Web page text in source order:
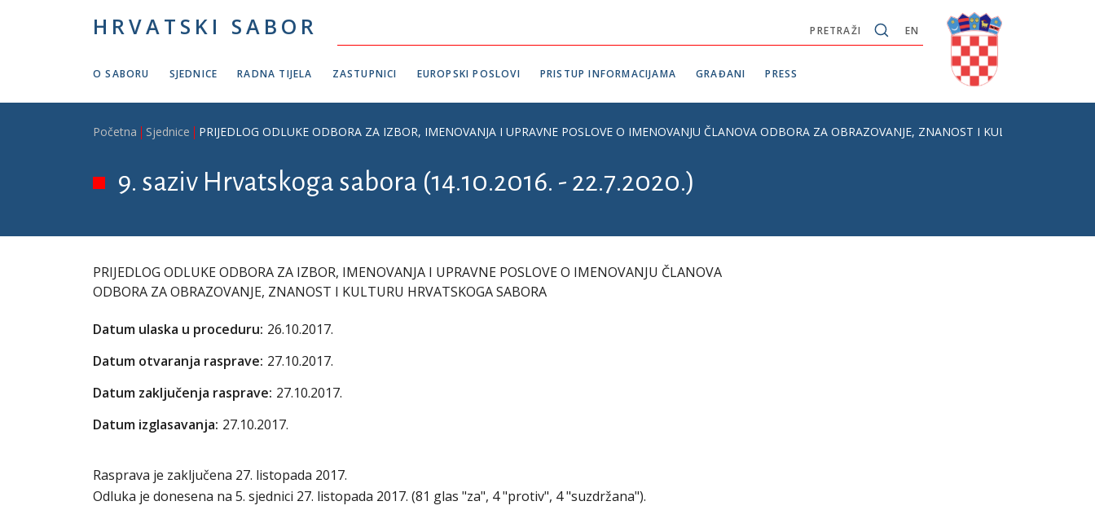
HRVATSKI SABOR EN
PRETRAŽI
O SABORU SJEDNICE RADNA TIJELA ZASTUPNICI EUROPSKI POSLOVI PRISTUP INFORMACIJAMA GRAĐANI PRESS
Breadcrumb
Početna Sjednice PRIJEDLOG ODLUKE ODBORA ZA IZBOR, IMENOVANJA I UPRAVNE POSLOVE O IMENOVANJU ČLANOVA ODBORA ZA OBRAZOVANJE, ZNANOST I KULTURU
9. saziv Hrvatskoga sabora (14.10.2016. - 22.7.2020.)
PRIJEDLOG ODLUKE ODBORA ZA IZBOR, IMENOVANJA I UPRAVNE POSLOVE O IMENOVANJU ČLANOVA
ODBORA ZA OBRAZOVANJE, ZNANOST I KULTURU HRVATSKOGA SABORA
Datum ulaska u proceduru: 26.10.2017.
Datum otvaranja rasprave: 27.10.2017.
Datum zaključenja rasprave: 27.10.2017.
Datum izglasavanja: 27.10.2017.
Rasprava je zaključena 27. listopada 2017.
Odluka je donesena na 5. sjednici 27. listopada 2017. (81 glas "za", 4 "protiv", 4 "suzdržana").